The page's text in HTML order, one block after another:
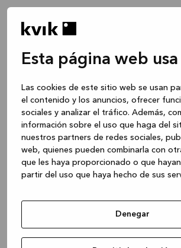
Esta página web
Las cookies de este sitio web se usan
el contenido y los anuncios, ofrecer
sociales y analizar el tráfico. Además,
información sobre el uso que haga del
nuestros partners de redes sociales,
web, quienes pueden combinarla con
que les haya proporcionado o que
partir del uso que haya hecho de sus
Denegar